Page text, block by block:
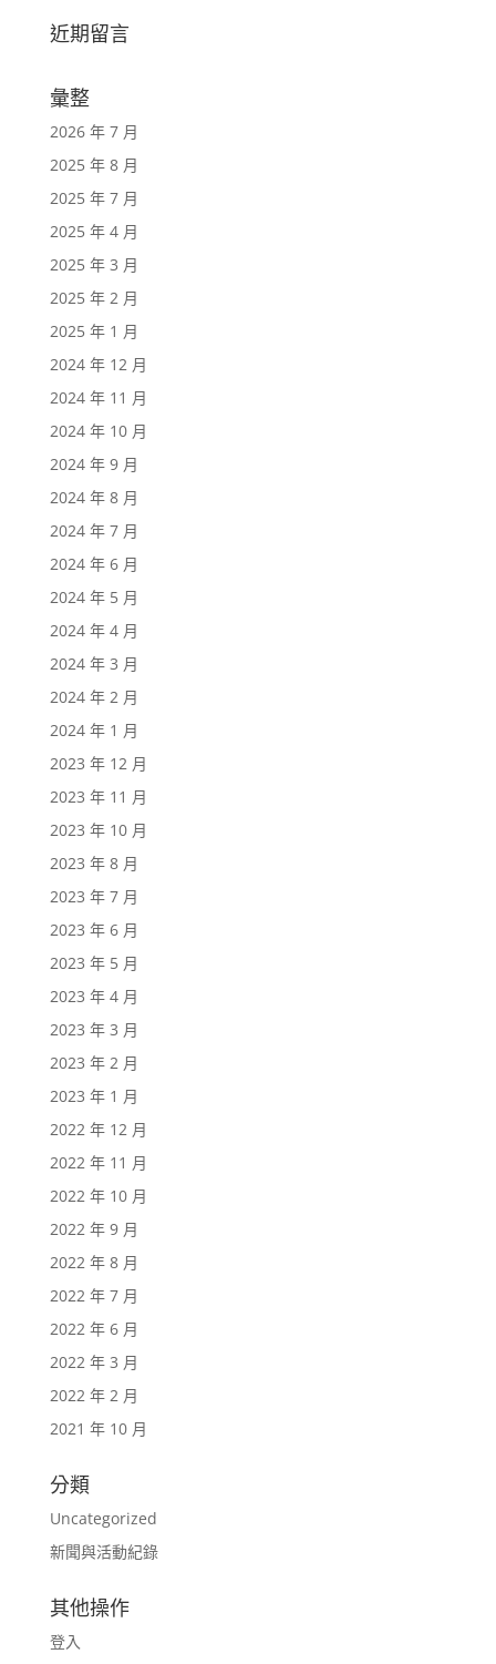
近期留言
彙整
2026 年 7 月
2025 年 8 月
2025 年 7 月
2025 年 4 月
2025 年 3 月
2025 年 2 月
2025 年 1 月
2024 年 12 月
2024 年 11 月
2024 年 10 月
2024 年 9 月
2024 年 8 月
2024 年 7 月
2024 年 6 月
2024 年 5 月
2024 年 4 月
2024 年 3 月
2024 年 2 月
2024 年 1 月
2023 年 12 月
2023 年 11 月
2023 年 10 月
2023 年 8 月
2023 年 7 月
2023 年 6 月
2023 年 5 月
2023 年 4 月
2023 年 3 月
2023 年 2 月
2023 年 1 月
2022 年 12 月
2022 年 11 月
2022 年 10 月
2022 年 9 月
2022 年 8 月
2022 年 7 月
2022 年 6 月
2022 年 3 月
2022 年 2 月
2021 年 10 月
分類
Uncategorized
新聞與活動紀錄
其他操作
登入